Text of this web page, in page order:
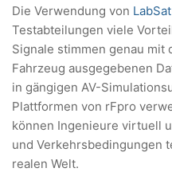
Die Verwendung von LabSat
Testabteilungen viele
Signale stimmen genau
Fahrzeug ausgegebenen
in gängigen AV-
Plattformen von rFpro
können Ingenieure virtuell
und Verkehrsbedingungen
realen Welt.